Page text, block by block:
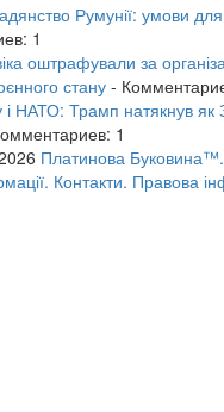
Румунії: умови
1
оштрафували за
стану -
і НАТО: Трамп натякнув
1
Платинова Буковина™.
Контакти. Правова